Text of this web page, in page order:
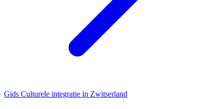
Gids Culturele integratie in Zwitserland